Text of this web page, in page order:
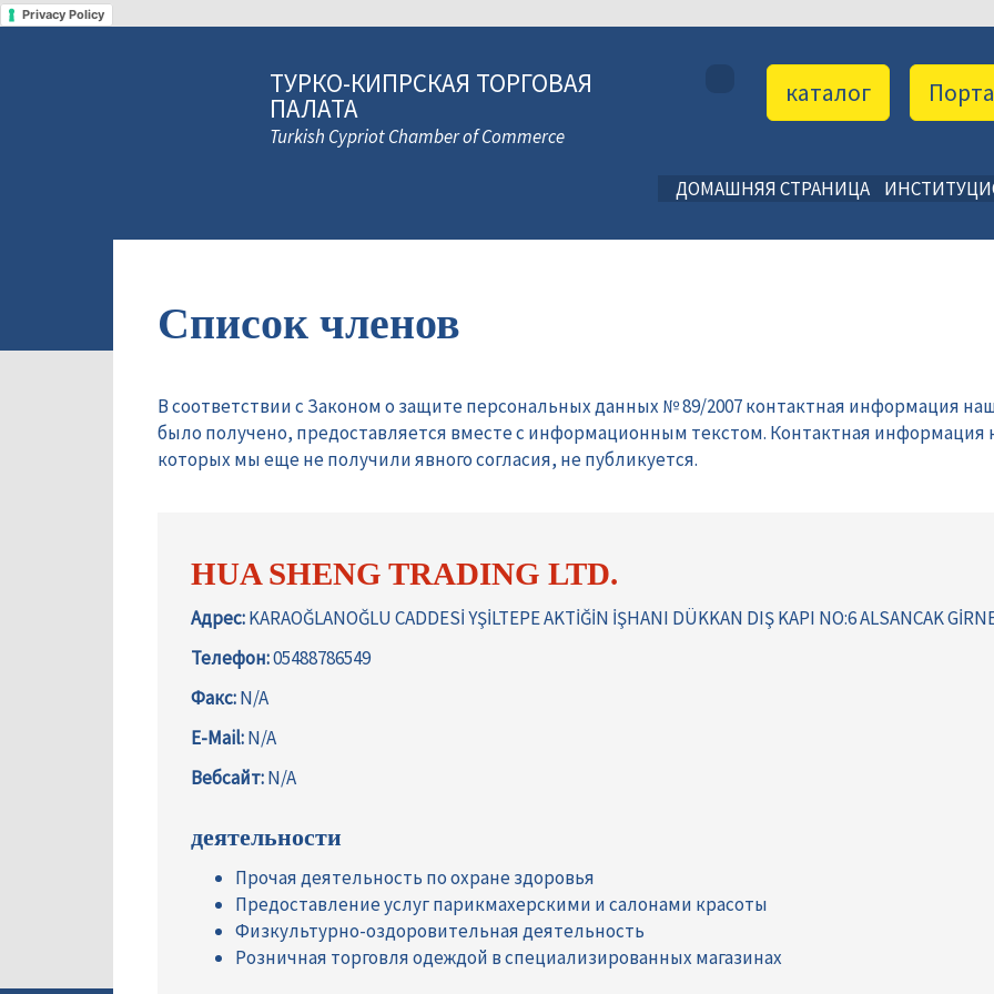
Privacy Policy
ТУРКО-КИПРСКАЯ ТОРГОВАЯ
ПАЛАТА
Turkish Cypriot Chamber of Commerce
каталог
ДОМАШНЯЯ СТРАНИЦА
Список членов
В соответствии с Законом о защите персональных данных № 89/2007 контактная информация
было получено, предоставляется вместе с информационным текстом. Контактная информация
которых мы еще не получили явного согласия, не публикуется.
HUA SHENG TRADING LTD.
Адрес:KARAOĞLANOĞLU CADDESİ YŞİLTEPE AKTİĞİN İŞHANI DÜKKAN DIŞ KAPI NO:6 ALSANCAK
Телефон:05488786549
Факс:N/A
E-Mail:N/A
Вебсайт:N/A
деятельности
Прочая деятельность по охране здоровья
Предоставление услуг парикмахерскими и салонами красоты
Физкультурно-оздоровительная деятельность
Розничная торговля одеждой в специализированных магазинах